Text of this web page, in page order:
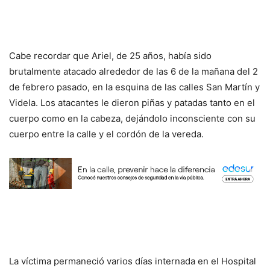
Cabe recordar que Ariel, de 25 años, había sido
brutalmente atacado alrededor de las 6 de la mañana del 2
de febrero pasado, en la esquina de las calles San Martín y
Videla. Los atacantes le dieron piñas y patadas tanto en el
cuerpo como en la cabeza, dejándolo inconsciente con su
cuerpo entre la calle y el cordón de la vereda.
La víctima permaneció varios días internada en el Hospital